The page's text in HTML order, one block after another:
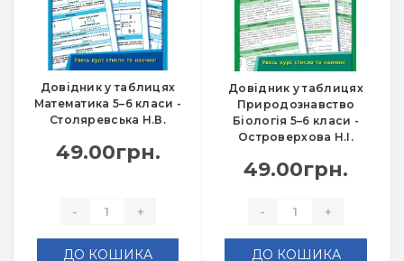
Довідник у таблицях
Математика 5–6 класи -
Столяревська Н.В.
49.00грн.
- +
ДО КОШИКА
Довідник у таблицях
Природознавство
Біологія 5–6 класи -
Островерхова Н.І.
49.00грн.
- +
ДО КОШИКА